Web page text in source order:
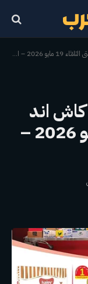
اقل الاسعار
اند
كاري حتي الثلاثاء 19 مايو 2026 –